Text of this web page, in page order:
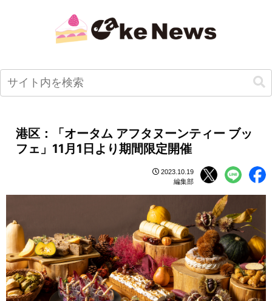
港区：「オータム アフタヌーンティー ブッ
フェ」11月1日より期間限定開催
2023.10.19
編集部